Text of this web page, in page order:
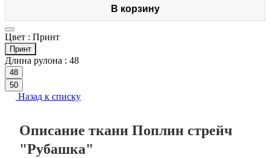
В корзину
Цвет : Принт
Принт
Длина рулона : 48
48
50
Назад к списку
Описание ткани Поплин стрейч
"Рубашка"